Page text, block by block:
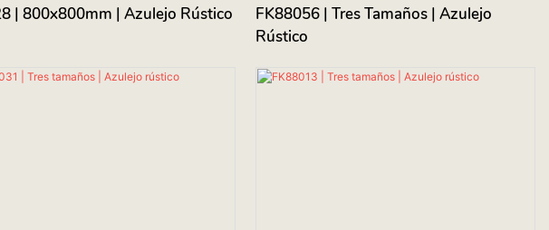
| 800x800mm | Azulejo Rústico
FK88056 | Tres Tamaños | Azulejo
Rústico